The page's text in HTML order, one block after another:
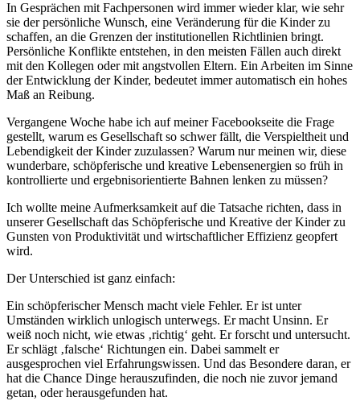
In Gesprächen mit Fachpersonen wird immer wieder klar, wie sehr
sie der persönliche Wunsch, eine Veränderung für die Kinder zu
schaffen, an die Grenzen der institutionellen Richtlinien bringt.
Persönliche Konflikte entstehen, in den meisten Fällen auch direkt
mit den Kollegen oder mit angstvollen Eltern. Ein Arbeiten im Sinne
der Entwicklung der Kinder, bedeutet immer automatisch ein hohes
Maß an Reibung.
Vergangene Woche habe ich auf meiner Facebookseite die Frage
gestellt, warum es Gesellschaft so schwer fällt, die Verspieltheit und
Lebendigkeit der Kinder zuzulassen? Warum nur meinen wir, diese
wunderbare, schöpferische und kreative Lebensenergien so früh in
kontrollierte und ergebnisorientierte Bahnen lenken zu müssen?
Ich wollte meine Aufmerksamkeit auf die Tatsache richten, dass in
unserer Gesellschaft das Schöpferische und Kreative der Kinder zu
Gunsten von Produktivität und wirtschaftlicher Effizienz geopfert
wird.
Der Unterschied ist ganz einfach:
Ein schöpferischer Mensch macht viele Fehler. Er ist unter
Umständen wirklich unlogisch unterwegs. Er macht Unsinn. Er
weiß noch nicht, wie etwas ‚richtig‘ geht. Er forscht und untersucht.
Er schlägt ‚falsche‘ Richtungen ein. Dabei sammelt er
ausgesprochen viel Erfahrungswissen. Und das Besondere daran, er
hat die Chance Dinge herauszufinden, die noch nie zuvor jemand
getan, oder herausgefunden hat.